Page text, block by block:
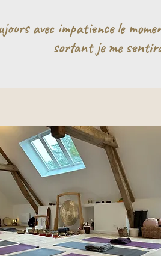
avec impatience le
sortant je me